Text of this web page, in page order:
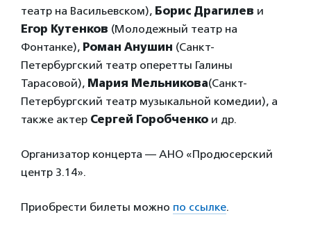
театр на Васильевском), Борис Драгилев и
Егор Кутенков (Молодежный театр на
Фонтанке), Роман Анушин (Санкт-
Петербургский театр оперетты Галины
Тарасовой), Мария Мельникова(Санкт-
Петербургский театр музыкальной комедии), а
также актер Сергей Горобченко и др.
Организатор концерта — АНО «Продюсерский
центр 3.14».
Приобрести билеты можно по ссылке.